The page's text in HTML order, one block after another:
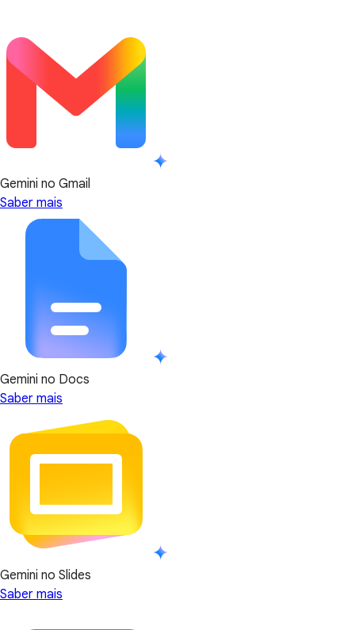
Gemini no Gmail
Saber mais
Gemini no Docs
Saber mais
Gemini no Slides
Saber mais